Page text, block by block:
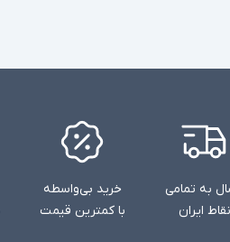
به تمامی
نقاط ایران
خرید بی‌واسطه
با کمترین قیمت